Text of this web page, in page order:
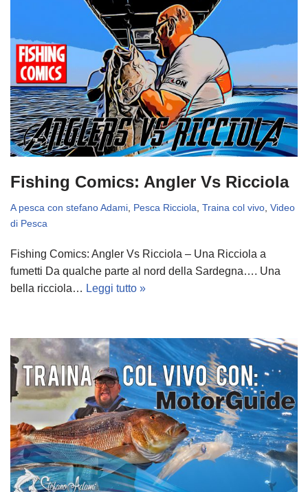
Fishing Comics: Angler Vs Ricciola
A pesca con stefano Adami Pesca Ricciola Traina col vivo Video
di Pesca
Fishing Comics: Angler Vs Ricciola – Una Ricciola a
fumetti Da qualche parte al nord della Sardegna…. Una
bella ricciola… Leggi tutto »